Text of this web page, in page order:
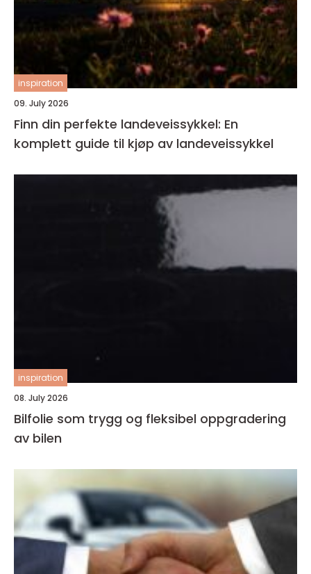
inspiration
09. July 2026
Finn din perfekte landeveissykkel: En
komplett guide til kjøp av landeveissykkel
inspiration
08. July 2026
Bilfolie som trygg og fleksibel oppgradering
av bilen